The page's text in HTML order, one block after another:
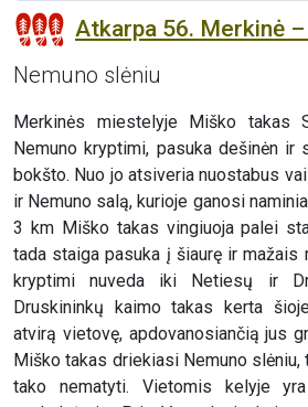
Atkarpa 56. Merkinė
Nemuno slėniu
Merkinės miestelyje Miško takas
Nemuno kryptimi, pasuka dešinėn ir
bokšto. Nuo jo atsiveria nuostabus
ir Nemuno salą, kurioje ganosi
3 km Miško takas vingiuoja palei
tada staiga pasuka į šiaurę ir mažais
kryptimi nuveda iki Netiesų ir
Druskininkų kaimo takas kerta
atvirą vietovę, apdovanosiančią jus
Miško takas driekiasi Nemuno slėniu,
tako nematyti. Vietomis kelyje